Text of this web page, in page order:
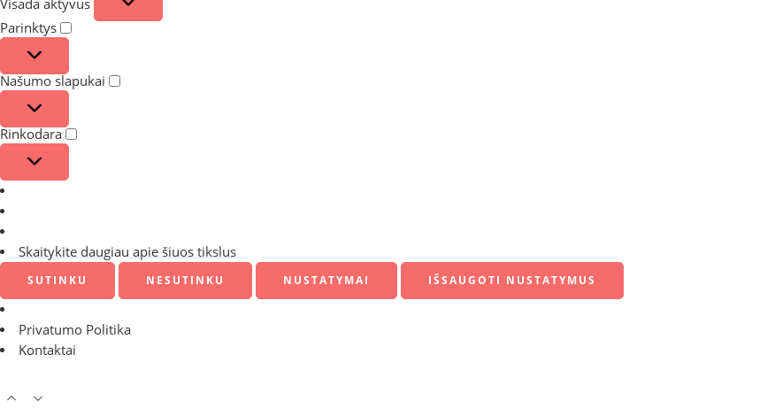
Visada aktyvus
Parinktys
Našumo slapukai
Rinkodara
Skaitykite daugiau apie šiuos tikslus
SUTINKU NESUTINKU NUSTATYMAI IŠSAUGOTI NUSTATYMUS
Privatumo Politika
Kontaktai